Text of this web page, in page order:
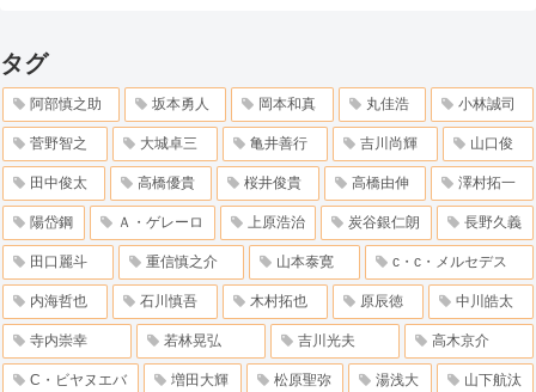
タグ
阿部慎之助 坂本勇人 岡本和真 丸佳浩 小林誠司
菅野智之 大城卓三 亀井善行 吉川尚輝 山口俊
田中俊太 高橋優貴 桜井俊貴 高橋由伸 澤村拓一
陽岱鋼 Ａ・ゲレーロ 上原浩治 炭谷銀仁朗 長野久義
田口麗斗 重信慎之介 山本泰寛 c・c・メルセデス
内海哲也 石川慎吾 木村拓也 原辰徳 中川皓太
寺内崇幸 若林晃弘 吉川光夫 高木京介
C・ビヤヌエバ 増田大輝 松原聖弥 湯浅大 山下航汰